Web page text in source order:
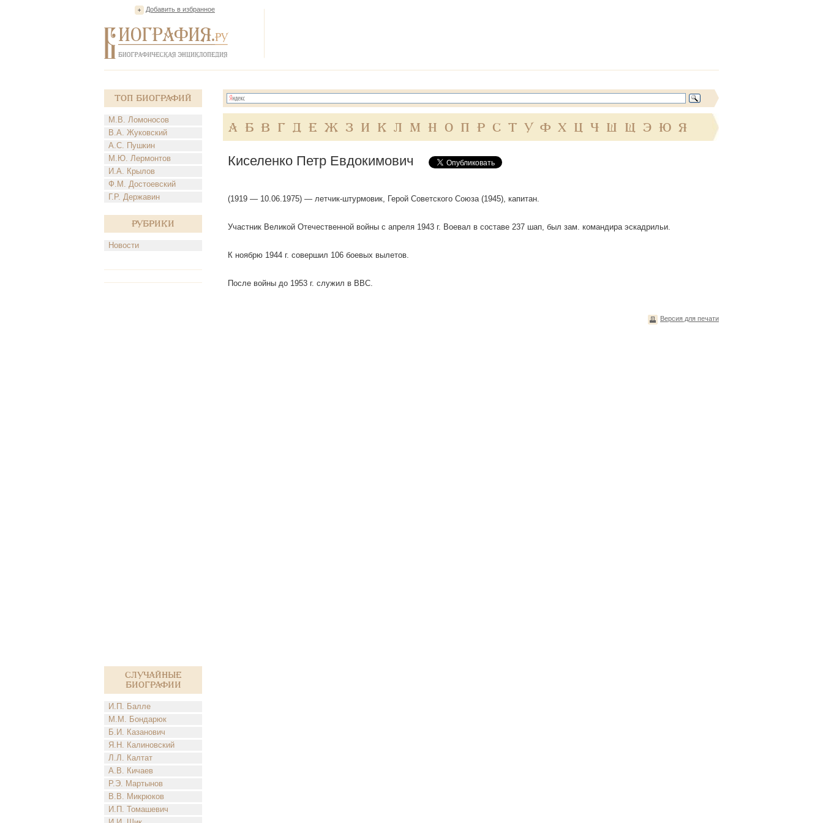
Добавить в избранное
Топ Биографий
М.В. Ломоносов
В.А. Жуковский
А.С. Пушкин
М.Ю. Лермонтов
И.А. Крылов
Ф.М. Достоевский
Г.Р. Державин
Рубрики
Новости
Случайные
биографии
И.П. Балле
М.М. Бондарюк
Б.И. Казанович
Я.Н. Калиновский
Л.Л. Калтат
А.В. Кичаев
Р.Э. Мартынов
В.В. Микрюков
И.П. Томашевич
А Б В Г Д Е Ж З И К Л М Н О П Р С Т У Ф Х Ц Ч Ш Щ Э Ю Я
Киселенко Петр Евдокимович
(1919 — 10.06.1975) — летчик-штурмовик, Герой Советского Союза (1945), капитан.
Участник Великой Отечественной войны с апреля 1943 г. Воевал в составе 237 шап, был зам. командира эскадрильи.
К ноябрю 1944 г. совершил 106 боевых вылетов.
После войны до 1953 г. служил в ВВС.
Версия для печати